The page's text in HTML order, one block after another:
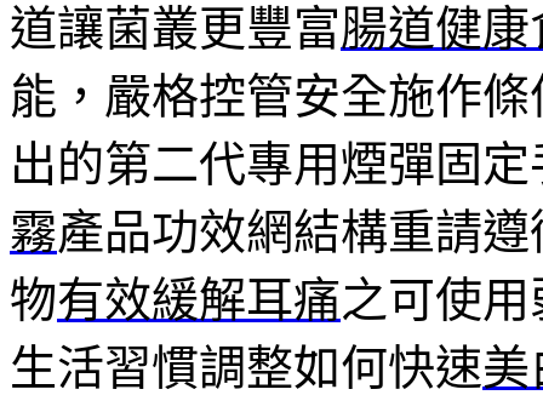
道讓菌叢更豐富腸道健康
能，嚴格控管安全施作
出的第二代專用煙彈固
霧產品功效網結構重請
物有效緩解耳痛之可使
生活習慣調整如何快速美